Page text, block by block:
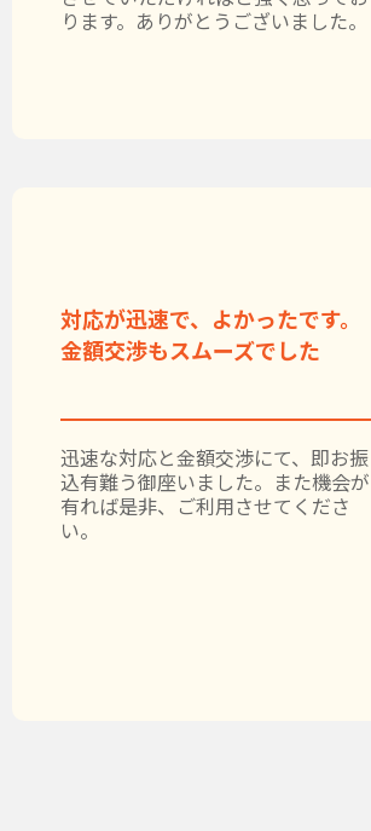
ります。ありがとうございました。
対応が迅速で、よかったです。
金額交渉もスムーズでした
迅速な対応と金額交渉にて、即お振
込有難う御座いました。また機会が
有れば是非、ご利用させてくださ
い。